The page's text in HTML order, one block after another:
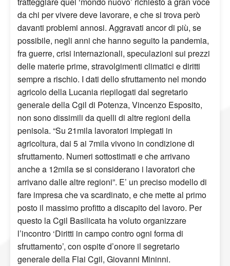
da chi per vivere deve lavorare, e che si trova però
davanti problemi annosi. Aggravati ancor di più, se
possibile, negli anni che hanno seguito la pandemia,
fra guerre, crisi internazionali, speculazioni sui prezzi
delle materie prime, stravolgimenti climatici e diritti
sempre a rischio. I dati dello sfruttamento nel mondo
agricolo della Lucania riepilogati dal segretario
generale della Cgil di Potenza, Vincenzo Esposito,
non sono dissimili da quelli di altre regioni della
penisola. “Su 21mila lavoratori impiegati in
agricoltura, dai 5 ai 7mila vivono in condizione di
sfruttamento. Numeri sottostimati e che arrivano
anche a 12mila se si considerano i lavoratori che
arrivano dalle altre regioni”. E’ un preciso modello di
fare impresa che va scardinato, e che mette al primo
posto il massimo profitto a discapito del lavoro. Per
questo la Cgil Basilicata ha voluto organizzare
l’incontro ‘Diritti in campo contro ogni forma di
sfruttamento’, con ospite d’onore il segretario
generale della Flai Cgil, Giovanni Mininni.